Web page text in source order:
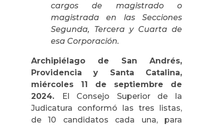
cargos de magistrado o
magistrada en las Secciones
Segunda, Tercera y Cuarta de
esa Corporación.
Archipiélago de San Andrés,
Providencia y Santa Catalina,
miércoles 11 de septiembre de
2024.
El Consejo Superior de la
Judicatura conformó las tres listas,
de 10 candidatos cada una, para